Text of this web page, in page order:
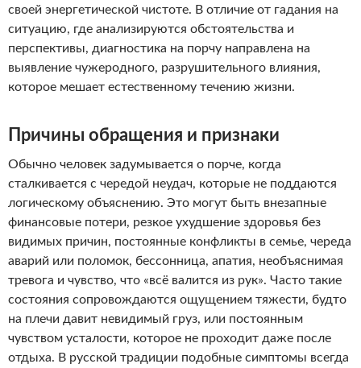
своей энергетической чистоте. В отличие от гадания на
ситуацию, где анализируются обстоятельства и
перспективы, диагностика на порчу направлена на
выявление чужеродного, разрушительного влияния,
которое мешает естественному течению жизни.
Причины обращения и признаки
Обычно человек задумывается о порче, когда
сталкивается с чередой неудач, которые не поддаются
логическому объяснению. Это могут быть внезапные
финансовые потери, резкое ухудшение здоровья без
видимых причин, постоянные конфликты в семье, череда
аварий или поломок, бессонница, апатия, необъяснимая
тревога и чувство, что «всё валится из рук». Часто такие
состояния сопровождаются ощущением тяжести, будто
на плечи давит невидимый груз, или постоянным
чувством усталости, которое не проходит даже после
отдыха. В русской традиции подобные симптомы всегда